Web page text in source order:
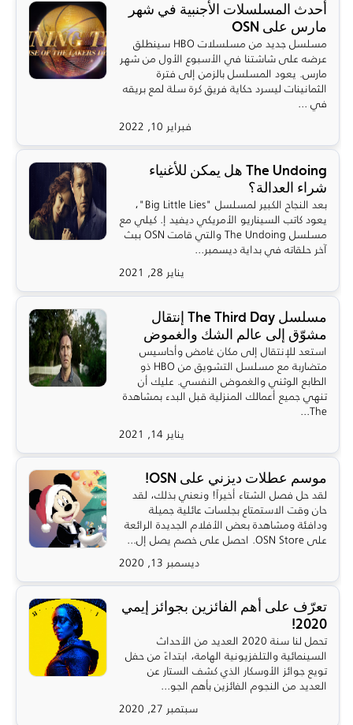
أحدث المسلسلات الأجنبية في شهر
مارس على OSN
مسلسل جديد من مسلسلات HBO سينطلق
عرضه على شاشتنا في الأسبوع الأول من شهر
مارس. يعود المسلسل بالزمن إلى فترة
الثمانينات ليسرد حكاية فريق كرة سلة لمع بريقه
في ...
فبراير 10, 2022
The Undoing هل يمكن للأغنياء
شراء العدالة؟
بعد النجاح الكبير لمسلسل "Big Little Lies"،
يعود كاتب السيناريو الأمريكي ديفيد إ. كيلي مع
مسلسل The Undoing والتي قامت OSN ببث
آخر حلقاته في بداية ديسمبر...
يناير 28, 2021
مسلسل The Third Day إنتقال
مشوّق إلى عالم الشك والغموض
استعد للإنتقال إلى مكان غامض وأحاسيس
متضاربة مع مسلسل التشويق من HBO ذو
الطابع الوثني والغموض النفسي. عليك أن
تنهي جميع أعمالك المنزلية قبل البدء بمشاهدة
The...
يناير 14, 2021
موسم عطلات ديزني على OSN!
لقد حل فصل الشتاء أخيراً! ونعني بذلك، لقد
حان وقت الاستمتاع بجلسات عائلية جميلة
ودافئة ومشاهدة بعض الأفلام الجديدة الرائعة
على OSN Store. احصل على خصم يصل إل...
ديسمبر 13, 2020
تعرّف على أهم الفائزين بجوائز إيمي
2020!
تحمل لنا سنة 2020 العديد من الأحداث
السينمائية والتلفزيونية الهامة، ابتداءً من حفل
تويع جوائز الأوسكار الذي كشف الستار عن
العديد من النجوم الفائزين بأهم الجو...
سبتمبر 27, 2020